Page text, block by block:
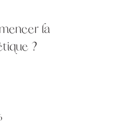
la
?